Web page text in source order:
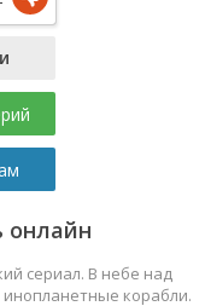
онлайн
сериал. В небе над
корабли.